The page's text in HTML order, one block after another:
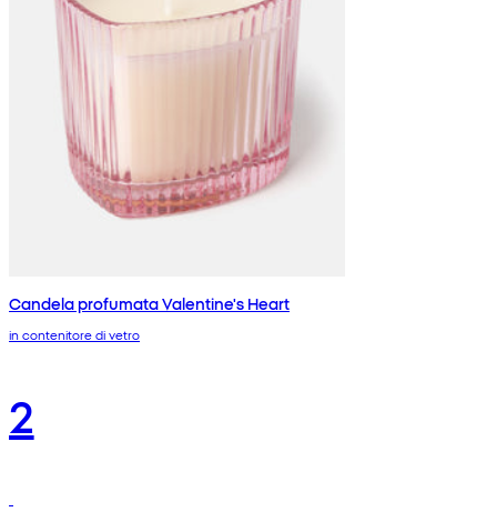
Candela profumata Valentine's Heart
in contenitore di vetro
2